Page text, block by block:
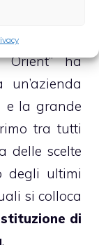
arrivata
un report
ha
e la grande
tra tutti
delle scelte
degli ultimi
si colloca
di
.